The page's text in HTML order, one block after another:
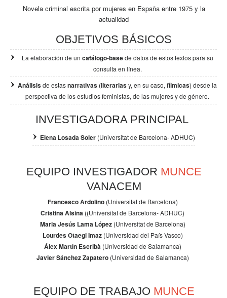
Novela criminal escrita por mujeres en España entre 1975 y la
actualidad
OBJETIVOS BÁSICOS
La elaboración de un catálogo-basede datos de estos textos para su
consulta en línea.
Análisisde estasnarrativas (literariasy, en su caso, fílmicas) desde la
perspectiva de losestudios feministas, de las mujeres y de género.
INVESTIGADORA PRINCIPAL
Elena Losada Soler (Universitat de Barcelona- ADHUC)
EQUIPO INVESTIGADOR MUNCE
VANACEM
Francesco Ardolino(Universitat de Barcelona)
Cristina Alsina ((Universitat de Barcelona- ADHUC)
Maria Jesús Lama López(Universitat de Barcelona)
Lourdes Otaegi Imaz(Universidad del País Vasco)
Álex Martín Escribà (Universidad de Salamanca)
Javier Sánchez Zapatero(Universidad de Salamanca)
EQUIPO DE TRABAJO MUNCE